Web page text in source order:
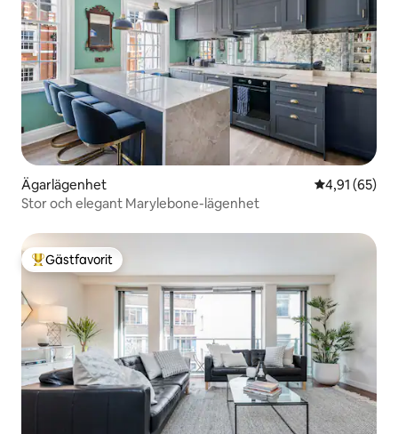
Ägarlägenhet 4,91 av 5 i
4,91 (65)
Stor och elegant Marylebone-lägenhet
Populär gästfavorit
Gästfavorit